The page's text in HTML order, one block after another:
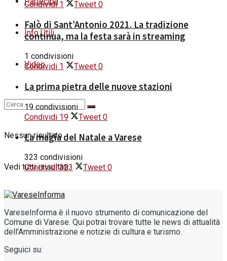
Info Utili
Video
Nessun risultato
Vedi tutti i risultati
Condividi 1 Tweet 0
Falò di Sant’Antonio 2021. La tradizione
continua, ma la festa sarà in streaming
1 condivisioni
Condividi 1 Tweet 0
La prima pietra delle nuove stazioni
19 condivisioni
Condividi 19 Tweet 0
La magia del Natale a Varese
323 condivisioni
Condividi 323 Tweet 0
VareseInforma è il nuovo strumento di comunicazione del
Comune di Varese. Qui potrai trovare tutte le news di attualità
dell'Amministrazione e notizie di cultura e turismo.
Seguici su: